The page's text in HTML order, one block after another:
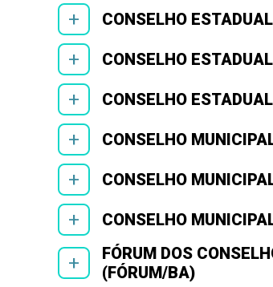
+ CONSELHO
+ CONSELHO
+ CONSELHO
+ CONSELHO
+ CONSELHO
+ CONSELHO
+
FÓRUM DOS
(FÓRUM/BA)